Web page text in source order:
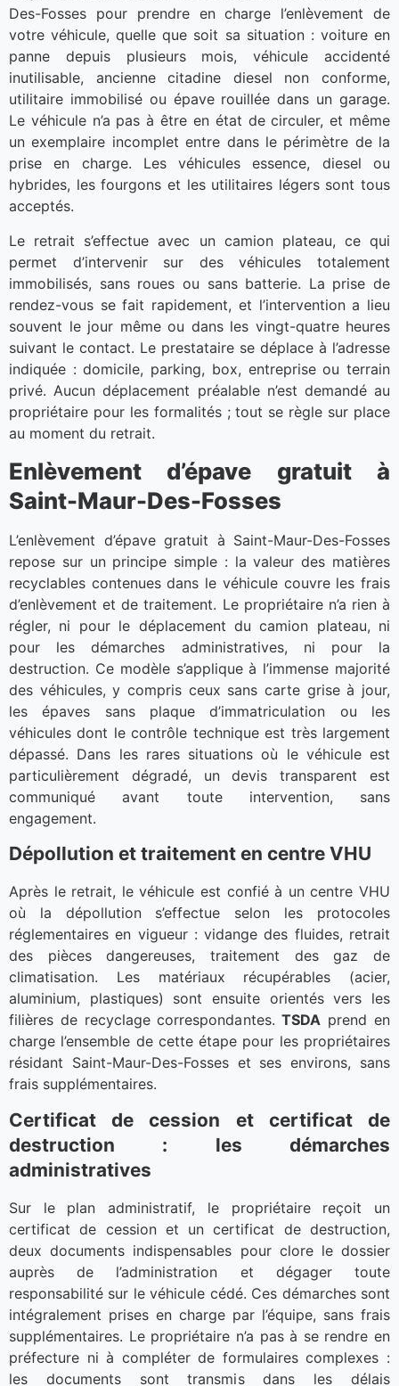
Des-Fosses pour prendre en charge l’enlèvement de
votre véhicule, quelle que soit sa situation : voiture en
panne depuis plusieurs mois, véhicule accidenté
inutilisable, ancienne citadine diesel non conforme,
utilitaire immobilisé ou épave rouillée dans un garage.
Le véhicule n’a pas à être en état de circuler, et même
un exemplaire incomplet entre dans le périmètre de la
prise en charge. Les véhicules essence, diesel ou
hybrides, les fourgons et les utilitaires légers sont tous
acceptés.
Le retrait s’effectue avec un camion plateau, ce qui
permet d’intervenir sur des véhicules totalement
immobilisés, sans roues ou sans batterie. La prise de
rendez-vous se fait rapidement, et l’intervention a lieu
souvent le jour même ou dans les vingt-quatre heures
suivant le contact. Le prestataire se déplace à l’adresse
indiquée : domicile, parking, box, entreprise ou terrain
privé. Aucun déplacement préalable n’est demandé au
propriétaire pour les formalités ; tout se règle sur place
au moment du retrait.
Enlèvement d’épave gratuit à
Saint-Maur-Des-Fosses
L’enlèvement d’épave gratuit à Saint-Maur-Des-Fosses
repose sur un principe simple : la valeur des matières
recyclables contenues dans le véhicule couvre les frais
d’enlèvement et de traitement. Le propriétaire n’a rien à
régler, ni pour le déplacement du camion plateau, ni
pour les démarches administratives, ni pour la
destruction. Ce modèle s’applique à l’immense majorité
des véhicules, y compris ceux sans carte grise à jour,
les épaves sans plaque d’immatriculation ou les
véhicules dont le contrôle technique est très largement
dépassé. Dans les rares situations où le véhicule est
particulièrement dégradé, un devis transparent est
communiqué avant toute intervention, sans
engagement.
Dépollution et traitement en centre VHU
Après le retrait, le véhicule est confié à un centre VHU
où la dépollution s’effectue selon les protocoles
réglementaires en vigueur : vidange des fluides, retrait
des pièces dangereuses, traitement des gaz de
climatisation. Les matériaux récupérables (acier,
aluminium, plastiques) sont ensuite orientés vers les
filières de recyclage correspondantes.TSDA prend en
charge l’ensemble de cette étape pour les propriétaires
résidant Saint-Maur-Des-Fosses et ses environs, sans
frais supplémentaires.
Certificat de cession et certificat de
destruction : les démarches
administratives
Sur le plan administratif, le propriétaire reçoit un
certificat de cession et un certificat de destruction,
deux documents indispensables pour clore le dossier
auprès de l’administration et dégager toute
responsabilité sur le véhicule cédé. Ces démarches sont
intégralement prises en charge par l’équipe, sans frais
supplémentaires. Le propriétaire n’a pas à se rendre en
préfecture ni à compléter de formulaires complexes :
les documents sont transmis dans les délais